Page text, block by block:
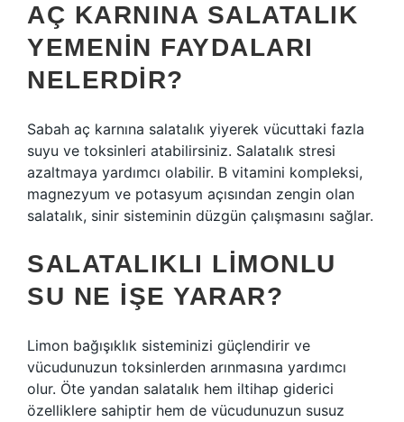
AÇ KARNINA SALATALIK
YEMENIN FAYDALARI
NELERDIR?
Sabah aç karnına salatalık yiyerek vücuttaki fazla
suyu ve toksinleri atabilirsiniz. Salatalık stresi
azaltmaya yardımcı olabilir. B vitamini kompleksi,
magnezyum ve potasyum açısından zengin olan
salatalık, sinir sisteminin düzgün çalışmasını sağlar.
SALATALIKLI LIMONLU
SU NE IŞE YARAR?
Limon bağışıklık sisteminizi güçlendirir ve
vücudunuzun toksinlerden arınmasına yardımcı
olur. Öte yandan salatalık hem iltihap giderici
özelliklere sahiptir hem de vücudunuzun susuz